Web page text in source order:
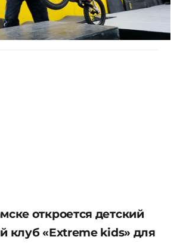
откроется детский
клуб «Extreme kids» для